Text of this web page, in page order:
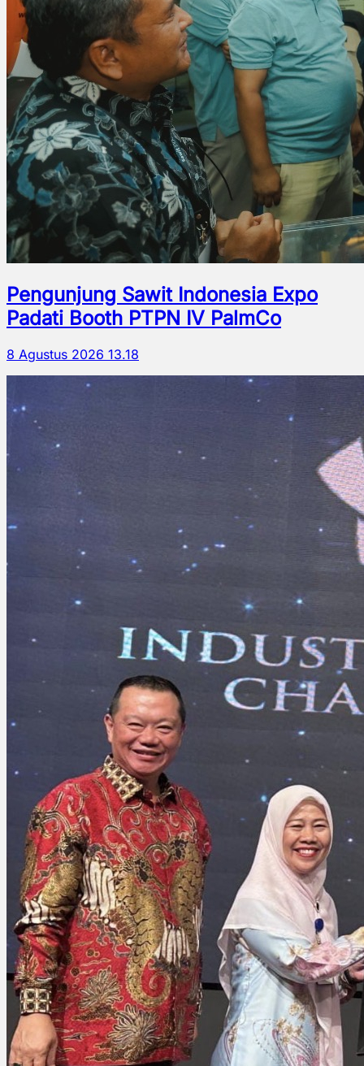
Pengunjung Sawit Indonesia Expo
Padati Booth PTPN IV PalmCo
8 Agustus 2026 13.18